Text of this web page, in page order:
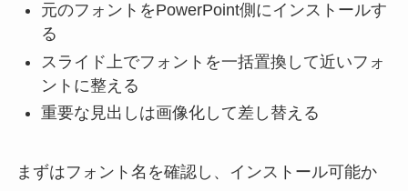
元のフォントをPowerPoint側にインストールす
る
スライド上でフォントを一括置換して近いフォ
ントに整える
重要な見出しは画像化して差し替える
まずはフォント名を確認し、インストール可能か